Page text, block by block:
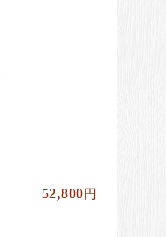
52,800円